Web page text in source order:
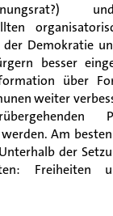
Demokratie
besser
über
weiter
Am
der
Freiheiten